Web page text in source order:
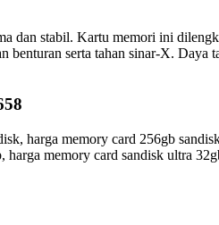
dan stabil. Kartu memori ini
benturan serta tahan sinar-X. Daya
harga memory card 256gb
memory card sandisk ultra